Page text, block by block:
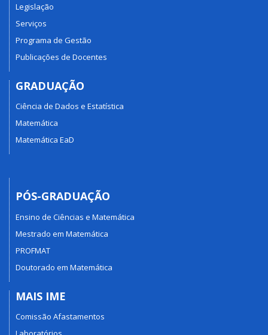
Legislação
Serviços
Programa de Gestão
Publicações de Docentes
GRADUAÇÃO
Ciência de Dados e Estatística
Matemática
Matemática EaD
PÓS-GRADUAÇÃO
Ensino de Ciências e Matemática
Mestrado em Matemática
PROFMAT
Doutorado em Matemática
MAIS IME
Comissão Afastamentos